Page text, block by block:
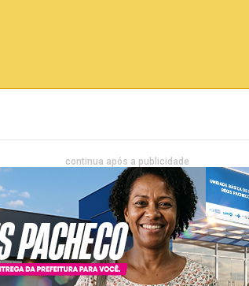
continua após a publicidade